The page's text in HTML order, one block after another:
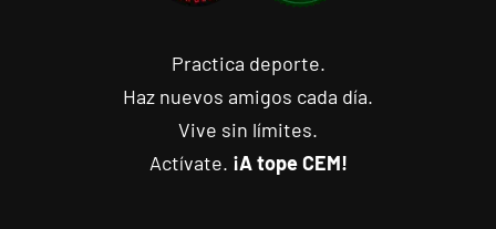
Practica deporte.
Haz nuevos amigos cada día.
Vive sin límites.
Actívate. ¡A tope CEM!